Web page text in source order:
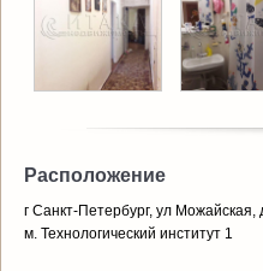
Расположение
г Санкт-Петербург, ул Можайская,
м. Технологический институт 1